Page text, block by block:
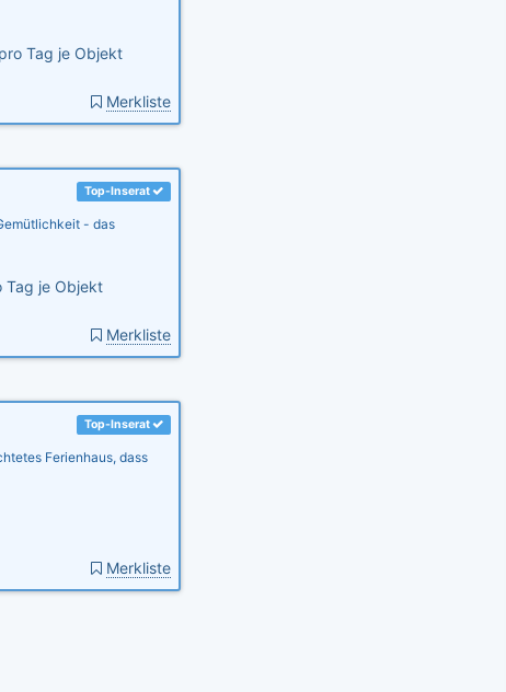
pro Tag je Objekt
Merkliste
Top-Inserat
- das
Tag je Objekt
Merkliste
Top-Inserat
Ferienhaus, dass
Merkliste